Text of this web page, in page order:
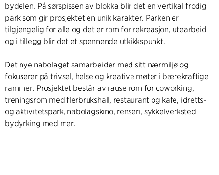
bydelen. På sørspissen av blokka blir det en vertikal frodig
park som gir prosjektet en unik karakter. Parken er
tilgjengelig for alle og det er rom for rekreasjon, utearbeid
og i tillegg blir det et spennende utkikkspunkt.
Det nye nabolaget samarbeider med sitt nærmiljø og
fokuserer på trivsel, helse og kreative møter i bærekraftige
rammer. Prosjektet består av rause rom for coworking,
treningsrom med flerbrukshall, restaurant og kafé, idretts-
og aktivitetspark, nabolagskino, renseri, sykkelverksted,
bydyrking med mer.